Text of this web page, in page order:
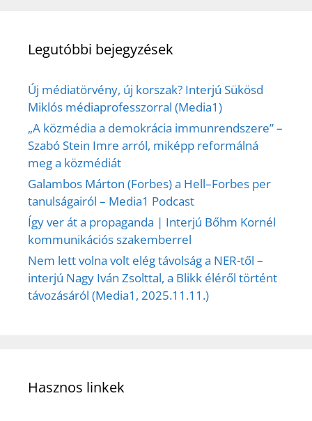
Legutóbbi bejegyzések
Új médiatörvény, új korszak? Interjú Sükösd
Miklós médiaprofesszorral (Media1)
„A közmédia a demokrácia immunrendszere” –
Szabó Stein Imre arról, miképp reformálná
meg a közmédiát
Galambos Márton (Forbes) a Hell–Forbes per
tanulságairól – Media1 Podcast
Így ver át a propaganda | Interjú Bőhm Kornél
kommunikációs szakemberrel
Nem lett volna volt elég távolság a NER-től –
interjú Nagy Iván Zsolttal, a Blikk éléről történt
távozásáról (Media1, 2025.11.11.)
Hasznos linkek